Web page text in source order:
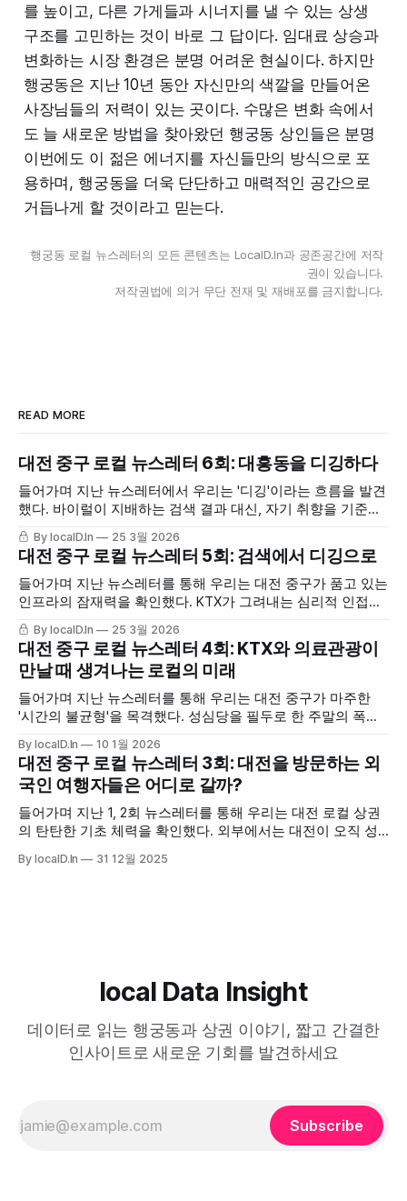
를 높이고, 다른 가게들과 시너지를 낼 수 있는 상생
구조를 고민하는 것이 바로 그 답이다. 임대료 상승과
변화하는 시장 환경은 분명 어려운 현실이다. 하지만
행궁동은 지난 10년 동안 자신만의 색깔을 만들어온
사장님들의 저력이 있는 곳이다. 수많은 변화 속에서
도 늘 새로운 방법을 찾아왔던 행궁동 상인들은 분명
이번에도 이 젊은 에너지를 자신들만의 방식으로 포
용하며, 행궁동을 더욱 단단하고 매력적인 공간으로
거듭나게 할 것이라고 믿는다.
행궁동 로컬 뉴스레터의 모든 콘텐츠는 LocalD.In과 공존공간에 저작
권이 있습니다.
저작권법에 의거 무단 전재 및 재배포를 금지합니다.
READ MORE
대전 중구 로컬 뉴스레터 6회: 대흥동을 디깅하다
들어가며 지난 뉴스레터에서 우리는 '디깅'이라는 흐름을 발견
했다. 바이럴이 지배하는 검색 결과 대신, 자기 취향을 기준으
로 직접 파고들어 발굴하는 사람들이 늘고 있었다. 또간집, 떡
볶퀸, 김밥대장처럼 취향별 필터를 자처하는 채널들이 부상하
고, 소비자들은 검색 엔진 대신 자신이 신뢰하는 커뮤니티에
탐색을 위임하고 있었다. 그리고 마지막에 우리는 물었다. "대
전 대흥동에는 디깅당할
By localD.In 25 3월 2026
대전 중구 로컬 뉴스레터 5회: 검색에서 디깅으로
들어가며 지난 뉴스레터를 통해 우리는 대전 중구가 품고 있는
인프라의 잠재력을 확인했다. KTX가 그려내는 심리적 인접권,
외국인 의료관광이 열어줄 평일의 가능성, 그리고 로컬 라이프
스타일이라는 대체 불가능한 소프트웨어까지. 마지막에 우리
는 "중구의 골목마다 어떠한 취향이 숨 쉬고 있는지, 그 이야기
를 추적해 본다"고 예고했다. 데이터라는 렌즈로 도시의 거시
적 체력을 가늠해왔던
By localD.In 25 3월 2026
대전 중구 로컬 뉴스레터 4회: KTX와 의료관광이
만날 때 생겨나는 로컬의 미래
들어가며 지난 뉴스레터를 통해 우리는 대전 중구가 마주한
'시간의 불균형'을 목격했다. 성심당을 필두로 한 주말의 폭발
일의 공백은 지역 상권의 자생력을 위협하는 구조적 약점으로
남아 있다. 우리는 이 공백을 메울 열쇠로 국내 요일 리듬에서
자유로운 '외국인 여행자'를 제안했다.
By localD.In 10 1월 2026
대전 중구 로컬 뉴스레터 3회: 대전을 방문하는 외
국인 여행자들은 어디로 갈까?
들어가며 지난 1, 2회 뉴스레터를 통해 우리는 대전 로컬 상권
의 탄탄한 기초 체력을 확인했다. 외부에서는 대전이 오직 성
만, 실제 데이터를 통해 본 대전은 유동 인구의 흐름이 교차하
By localD.In 31 12월 2025
local Data Insight
데이터로 읽는 행궁동과 상권 이야기, 짧고 간결한
인사이트로 새로운 기회를 발견하세요
Subscribe